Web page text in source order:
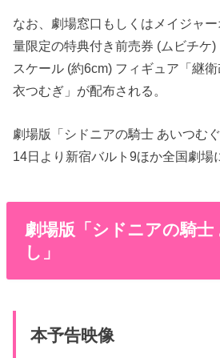
なお、劇場窓口もしくはメイジャ
量限定の特典付き前売券 (ムビチケ
スケール (約6cm) フィギュア「継
衣つむぎ」が配布される。
劇場版「シドニアの騎士 あいつむ
14日より新宿バルト9ほか全国劇場
劇場版「シドニアの騎
し」
本予告映像